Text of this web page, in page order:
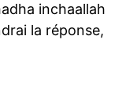
inchaallah
la réponse,